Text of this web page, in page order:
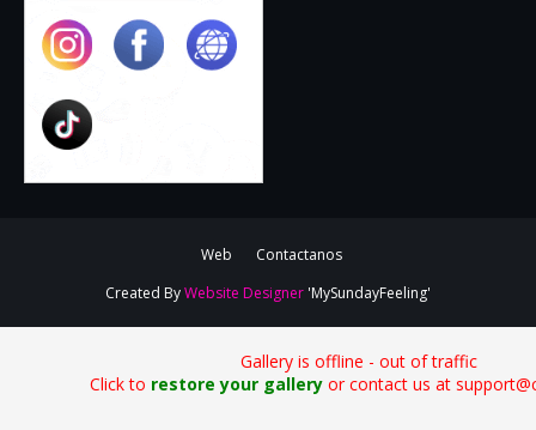
Web
Contactanos
Created ByWebsite Designer 'MySundayFeeling'
Gallery is offline - out of traffic
Click to restore your galleryor contact us at